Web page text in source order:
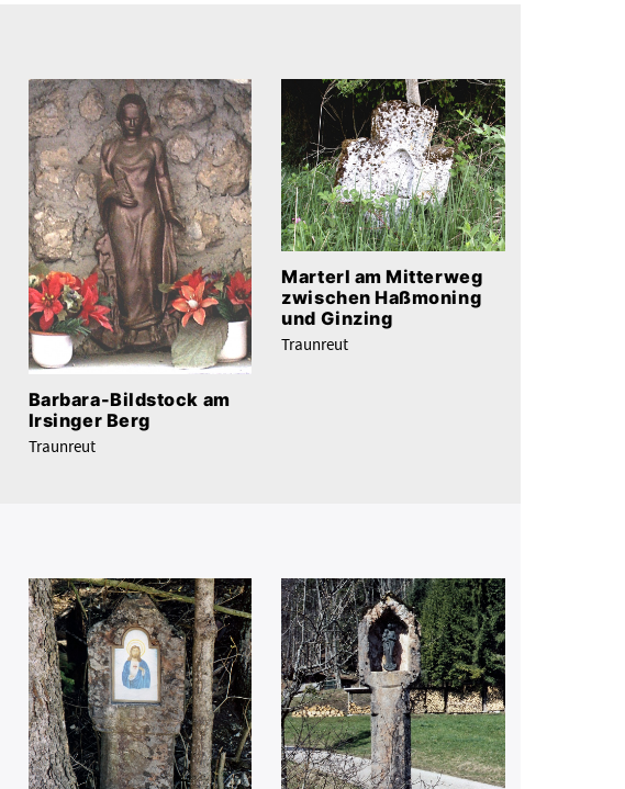
Barbara-Bildstock am
Irsinger Berg
Traunreut
Marterl am Mitterweg
zwischen Haßmoning
und Ginzing
Traunreut